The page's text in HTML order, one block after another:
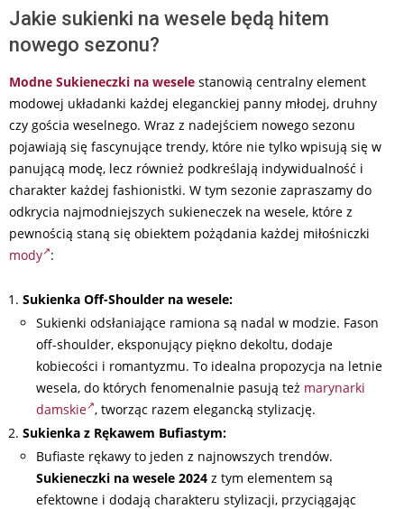
Jakie sukienki na wesele będą hitem
nowego sezonu?
Modne Sukieneczki na wesele stanowią centralny element
modowej układanki każdej eleganckiej panny młodej, druhny
czy gościa weselnego. Wraz z nadejściem nowego sezonu
pojawiają się fascynujące trendy, które nie tylko wpisują się w
panującą modę, lecz również podkreślają indywidualność i
charakter każdej fashionistki. W tym sezonie zapraszamy do
odkrycia najmodniejszych sukieneczek na wesele, które z
pewnością staną się obiektem pożądania każdej miłośniczki
mody :
Sukienka Off-Shoulder na wesele:
Sukienki odsłaniające ramiona są nadal w modzie. Fason
off-shoulder, eksponujący piękno dekoltu, dodaje
kobiecości i romantyzmu. To idealna propozycja na letnie
wesela, do których fenomenalnie pasują też marynarki
damskie , tworząc razem elegancką stylizację.
Sukienka z Rękawem Bufiastym:
Bufiaste rękawy to jeden z najnowszych trendów.
Sukieneczki na wesele 2024 z tym elementem są
efektowne i dodają charakteru stylizacji, przyciągając